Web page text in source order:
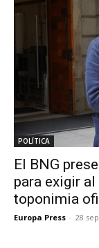
POLÍTICA
El BNG
para exigir
toponimia
Europa Press - 28